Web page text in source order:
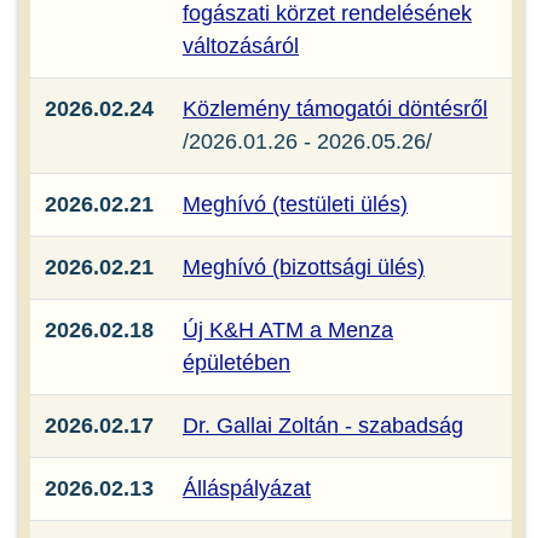
fogászati körzet rendelésének
változásáról
2026.02.24
Közlemény támogatói döntésről
/2026.01.26 - 2026.05.26/
2026.02.21 Meghívó (testületi ülés)
2026.02.21 Meghívó (bizottsági ülés)
2026.02.18
Új K&H ATM a Menza
épületében
2026.02.17 Dr. Gallai Zoltán - szabadság
2026.02.13 Álláspályázat